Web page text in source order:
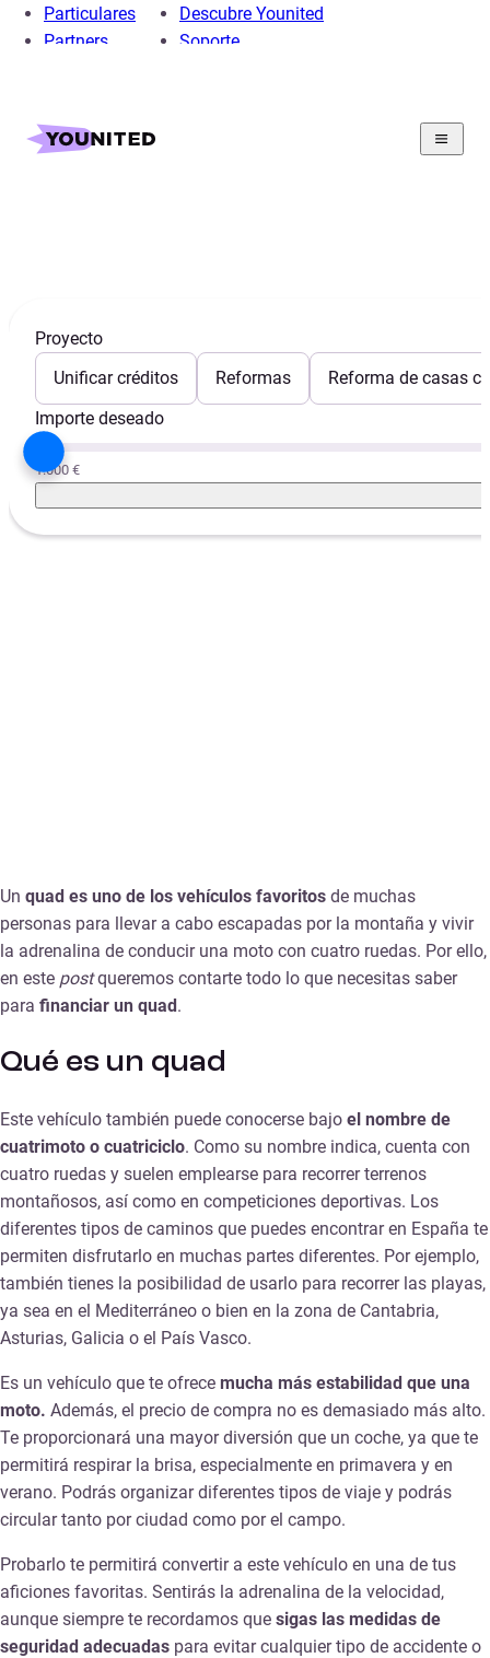
Particulares
Partners
Descubre Younited
Soporte
Home
Proyectos
Financiar quad
Proyecto
Unificar créditos
Reformas
Reforma de casas
Importe deseado
1.000 €
Un quad es uno de los vehículos favoritos de muchas
personas para llevar a cabo escapadas por la montaña y vivir
la adrenalina de conducir una moto con cuatro ruedas. Por ello,
en este post queremos contarte todo lo que necesitas saber
para financiar un quad .
Qué es un quad
Este vehículo también puede conocerse bajo el nombre de
cuatrimoto o cuatriciclo. Como su nombre indica, cuenta con
cuatro ruedas y suelen emplearse para recorrer terrenos
montañosos, así como en competiciones deportivas. Los
diferentes tipos de caminos que puedes encontrar en España te
permiten disfrutarlo en muchas partes diferentes. Por ejemplo,
también tienes la posibilidad de usarlo para recorrer las playas,
ya sea en el Mediterráneo o bien en la zona de Cantabria,
Asturias, Galicia o el País Vasco.
Es un vehículo que te ofrece mucha más estabilidad que una
moto. Además, el precio de compra no es demasiado más alto.
Te proporcionará una mayor diversión que un coche, ya que te
permitirá respirar la brisa, especialmente en primavera y en
verano. Podrás organizar diferentes tipos de viaje y podrás
circular tanto por ciudad como por el campo.
Probarlo te permitirá convertir a este vehículo en una de tus
aficiones favoritas. Sentirás la adrenalina de la velocidad,
aunque siempre te recordamos que sigas las medidas de
seguridad adecuadas para evitar cualquier tipo de accidente o